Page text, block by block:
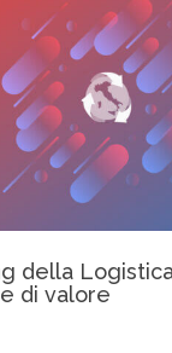
della
di valore